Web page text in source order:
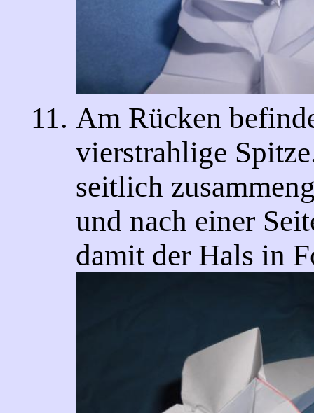
Am Rücken
vierstrahlige
seitlich
und nach einer
damit der Hals in